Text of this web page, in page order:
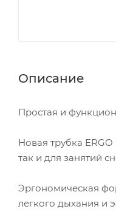
Описание
Простая и
Новая трубка
так и для занятий
Эргономическая
легкого дыхания и